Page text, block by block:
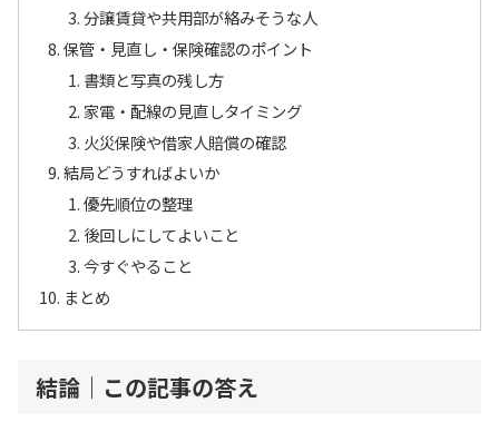
分譲賃貸や共用部が絡みそうな人
保管・見直し・保険確認のポイント
書類と写真の残し方
家電・配線の見直しタイミング
火災保険や借家人賠償の確認
結局どうすればよいか
優先順位の整理
後回しにしてよいこと
今すぐやること
まとめ
結論｜この記事の答え